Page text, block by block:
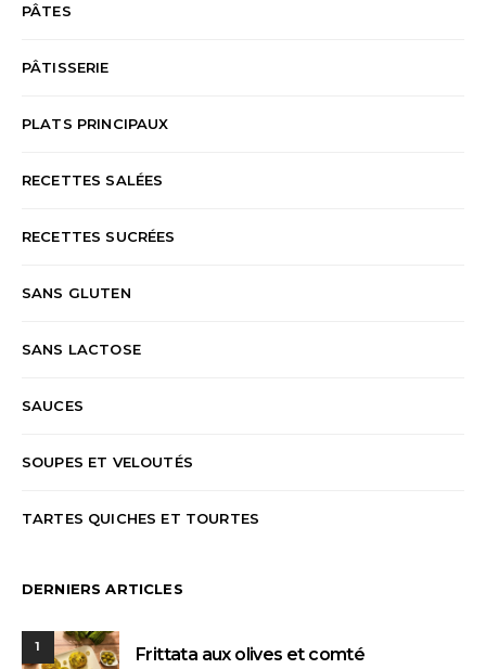
PÂTES
PÂTISSERIE
PLATS PRINCIPAUX
RECETTES SALÉES
RECETTES SUCRÉES
SANS GLUTEN
SANS LACTOSE
SAUCES
SOUPES ET VELOUTÉS
TARTES QUICHES ET TOURTES
DERNIERS ARTICLES
1 Frittata aux olives et comté